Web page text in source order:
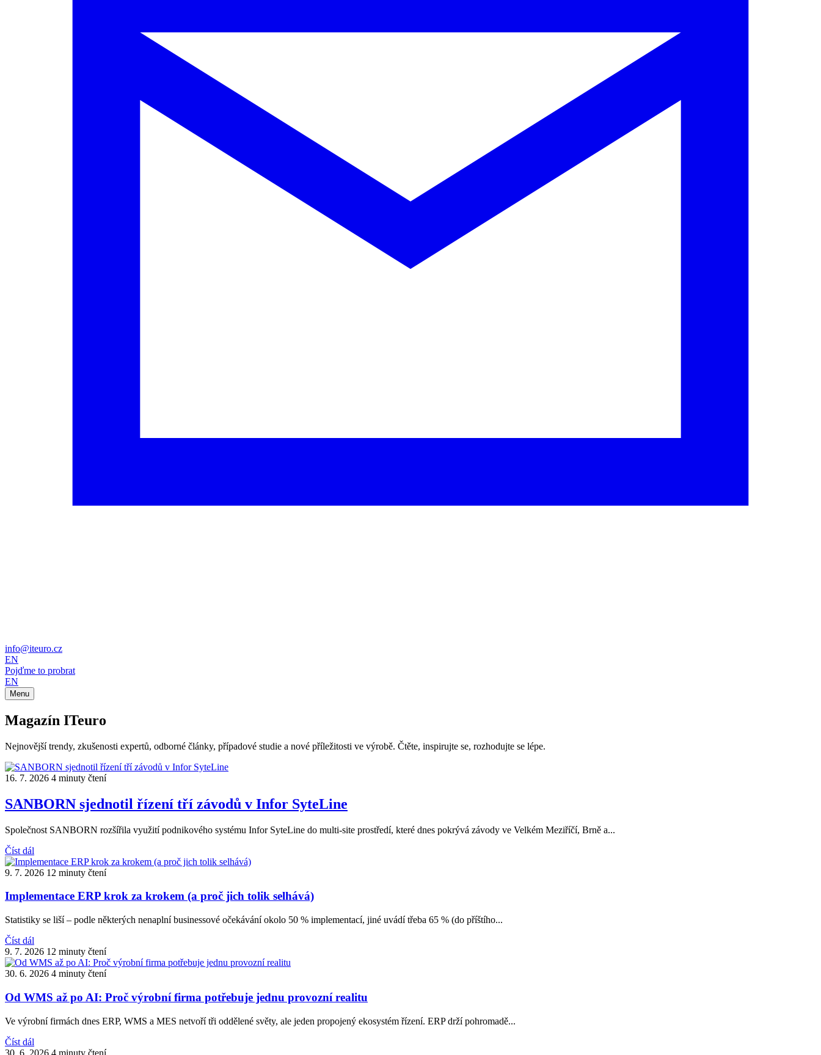
info@iteuro.cz
EN
Pojďme to probrat
EN
Menu
Magazín ITeuro
Nejnovější trendy, zkušenosti expertů, odborné články, případové studie a nové příležitosti ve výrobě. Čtěte, inspirujte se, rozhodujte se lépe.
16. 7. 2026 4 minuty čtení
SANBORN sjednotil řízení tří závodů v Infor SyteLine
Společnost SANBORN rozšířila využití podnikového systému Infor SyteLine do multi-site prostředí, které dnes pokrývá závody ve Velkém Meziříčí, Brně a...
Číst dál
9. 7. 2026 12 minuty čtení
Implementace ERP krok za krokem (a proč jich tolik selhává)
Statistiky se liší – podle některých nenaplní businessové očekávání okolo 50 % implementací, jiné uvádí třeba 65 % (do příštího...
Číst dál
9. 7. 2026 12 minuty čtení
30. 6. 2026 4 minuty čtení
Od WMS až po AI: Proč výrobní firma potřebuje jednu provozní realitu
Ve výrobní firmách dnes ERP, WMS a MES netvoří tři oddělené světy, ale jeden propojený ekosystém řízení. ERP drží pohromadě...
Číst dál
30. 6. 2026 4 minuty čtení